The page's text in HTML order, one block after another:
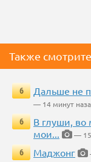
Также
6 Дальше не
— 14 минут
6
В глуши, во
мои...
— 15
6
Маджонг